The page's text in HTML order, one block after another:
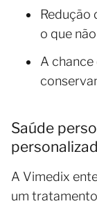
Redução
o que
A
Saúde
A Vimedix
um